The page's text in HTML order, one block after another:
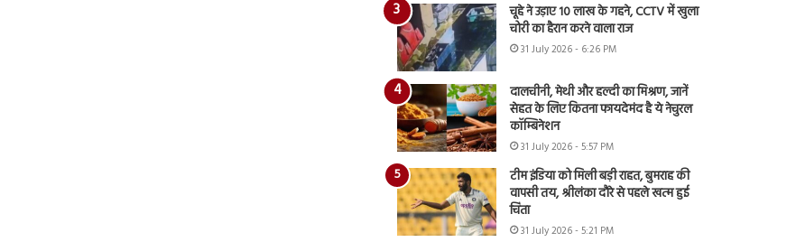
चूहे ने उड़ाए 10 लाख के गहने, CCTV में खुला
चोरी का हैरान करने वाला राज
31 July 2026 - 6:26 PM
दालचीनी, मेथी और हल्दी का मिश्रण, जानें
सेहत के लिए कितना फायदेमंद है ये नेचुरल
कॉम्बिनेशन
31 July 2026 - 5:57 PM
टीम इंडिया को मिली बड़ी राहत, बुमराह की
वापसी तय, श्रीलंका दौरे से पहले खत्म हुई
चिंता
31 July 2026 - 5:21 PM